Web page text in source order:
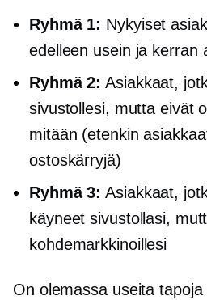
Ryhmä 1: Nykyiset
edelleen usein ja kerran
Ryhmä 2: Asiakkaat,
sivustollesi, mutta eivät
mitään (etenkin
ostoskärryjä)
Ryhmä 3: Asiakkaat,
käyneet sivustollasi,
kohdemarkkinoillesi
On olemassa useita